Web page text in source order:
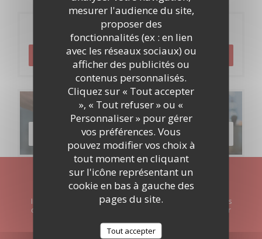
mesurer l'audience du site,
proposer des
fonctionnalités (ex : en lien
avec les réseaux sociaux) ou
afficher des publicités ou
contenus personnalisés.
Cliquez sur « Tout accepter
», « Tout refuser » ou «
Personnaliser » pour gérer
vos préférences. Vous
pouvez modifier vos choix à
tout moment en cliquant
sur l'icône représentant un
cookie en bas à gauche des
pages du site.
Tout accepter
Réservation
RÉSERVER
Cartes & Menus
DÉCOUVRIR NOTRE CARTE
Newsletter*
Inscrivez-vous à notre lettre d'information pour recevoir des
communications personnalisées et des offres marketing par